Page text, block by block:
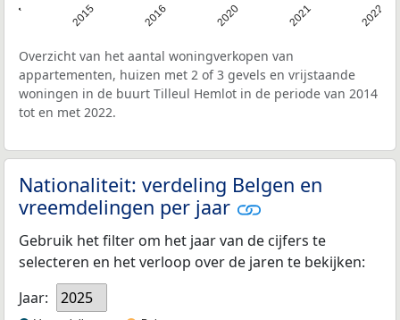
2015 2016 2020 2021 2022
Overzicht van het aantal woningverkopen van
appartementen, huizen met 2 of 3 gevels en vrijstaande
woningen in de buurt Tilleul Hemlot in de periode van 2014
tot en met 2022.
Nationaliteit: verdeling Belgen en
vreemdelingen per jaar
Gebruik het filter om het jaar van de cijfers te
selecteren en het verloop over de jaren te bekijken:
Jaar:
2025